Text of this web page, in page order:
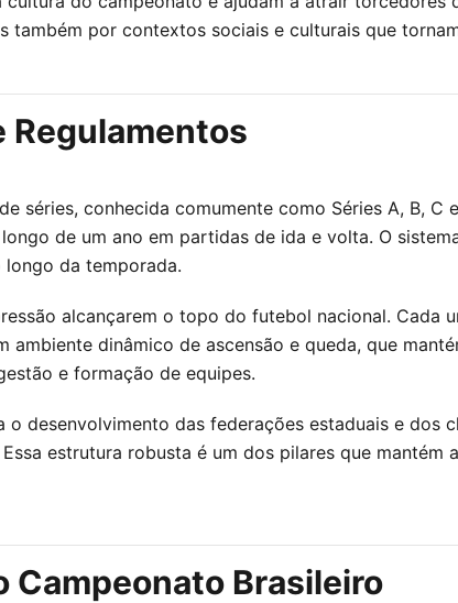
também por contextos sociais e culturais que
Regulamentos
conhecida comumente como Séries A, B, C
de um ano em partidas de ida e volta. O
da temporada.
alcançarem o topo do futebol nacional. Cada
dinâmico de ascensão e queda, que
e formação de equipes.
desenvolvimento das federações estaduais e dos
estrutura robusta é um dos pilares que mantém
Campeonato Brasileiro